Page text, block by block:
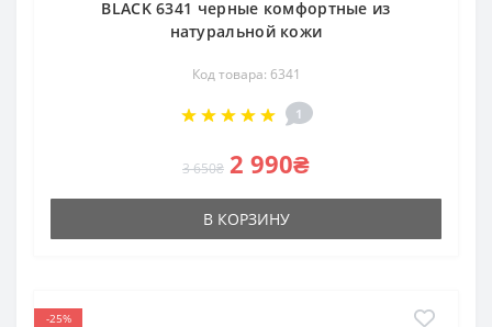
BLACK 6341 черные комфортные из
натуральной кожи
Код товара: 6341
1
3 650₴ 2 990₴
В КОРЗИНУ
-25%